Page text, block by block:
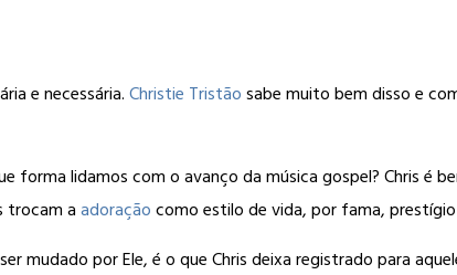
e necessária.Christie Tristãosabe muito bem disso e
forma lidamos com o avanço da música gospel? Chris é
trocam aadoraçãocomo estilo de vida, por fama,
mudado por Ele, é o que Chris deixa registrado para